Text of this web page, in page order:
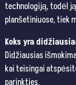
technologiją, todėl
planšetiniuose, tiek
Koks yra
Didžiausias
kai teisingai
parinkties.